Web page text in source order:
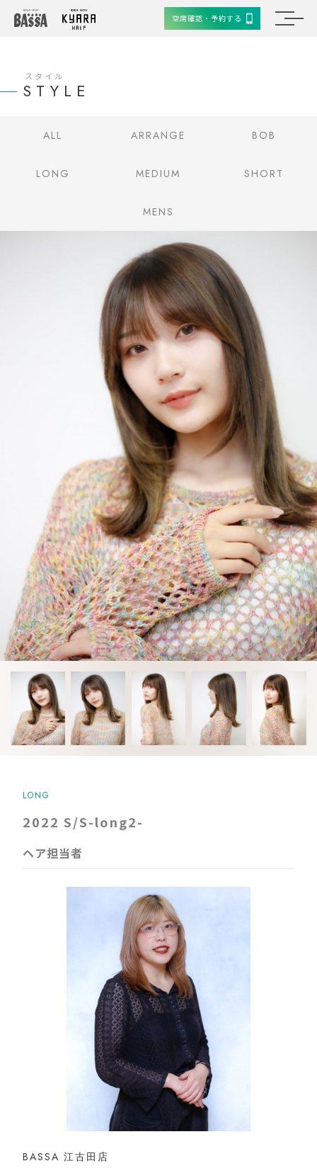
空席確認・予約する
STYLE
スタイル
ALL ARRANGE BOB
LONG MEDIUM SHORT
MENS
LONG
2022 S/S-long2-
ヘア担当者
BASSA 江古田店